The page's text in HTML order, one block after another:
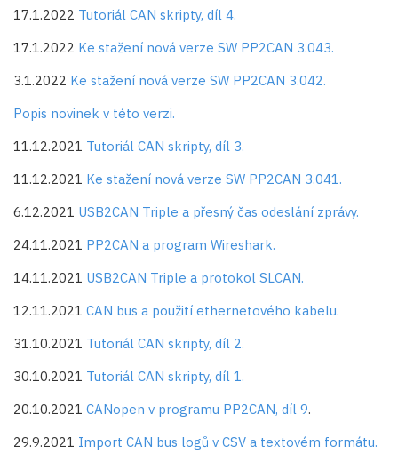
17.1.2022 Tutoriál CAN skripty, díl 4.
17.1.2022 Ke stažení nová verze SW PP2CAN 3.043.
3.1.2022 Ke stažení nová verze SW PP2CAN 3.042.
Popis novinek v této verzi.
11.12.2021 Tutoriál CAN skripty, díl 3.
11.12.2021 Ke stažení nová verze SW PP2CAN 3.041.
6.12.2021 USB2CAN Triple a přesný čas odeslání zprávy.
24.11.2021 PP2CAN a program Wireshark.
14.11.2021 USB2CAN Triple a protokol SLCAN.
12.11.2021 CAN bus a použití ethernetového kabelu.
31.10.2021 Tutoriál CAN skripty, díl 2.
30.10.2021 Tutoriál CAN skripty, díl 1.
20.10.2021 CANopen v programu PP2CAN, díl 9.
29.9.2021 Import CAN bus logů v CSV a textovém formátu.